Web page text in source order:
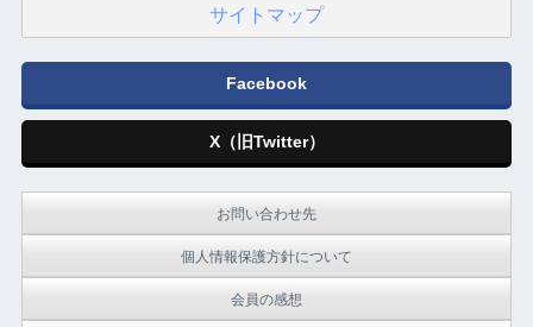
サイトマップ
Facebook
X（旧Twitter）
お問い合わせ先
個人情報保護方針について
会員の感想